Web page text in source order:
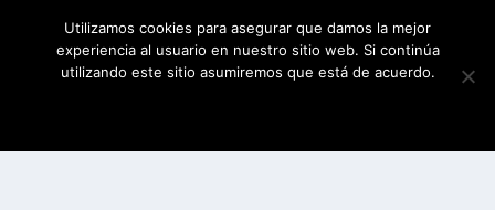
Utilizamos cookies para asegurar que damos la mejor
experiencia al usuario en nuestro sitio web. Si continúa
utilizando este sitio asumiremos que está de acuerdo.